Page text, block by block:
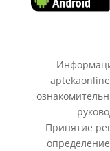
Принятие